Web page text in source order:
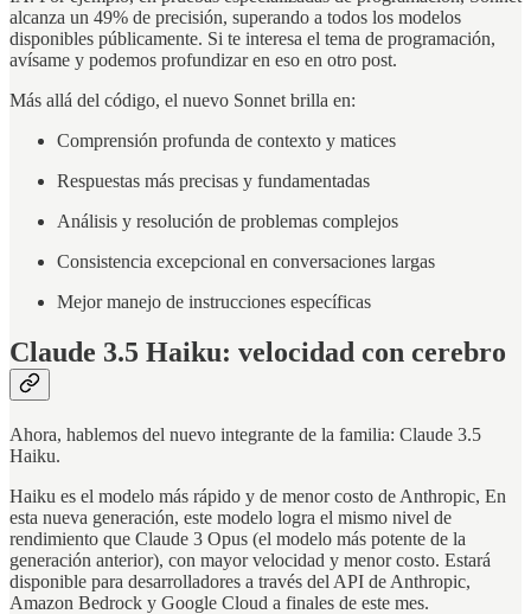
alcanza un 49% de precisión, superando a todos los modelos
disponibles públicamente. Si te interesa el tema de programación,
avísame y podemos profundizar en eso en otro post.
Más allá del código, el nuevo Sonnet brilla en:
Comprensión profunda de contexto y matices
Respuestas más precisas y fundamentadas
Análisis y resolución de problemas complejos
Consistencia excepcional en conversaciones largas
Mejor manejo de instrucciones específicas
Claude 3.5 Haiku: velocidad con cerebro
Ahora, hablemos del nuevo integrante de la familia: Claude 3.5
Haiku.
Haiku es el modelo más rápido y de menor costo de Anthropic, En
esta nueva generación, este modelo logra el mismo nivel de
rendimiento que Claude 3 Opus (el modelo más potente de la
generación anterior), con mayor velocidad y menor costo. Estará
disponible para desarrolladores a través del API de Anthropic,
Amazon Bedrock y Google Cloud a finales de este mes.